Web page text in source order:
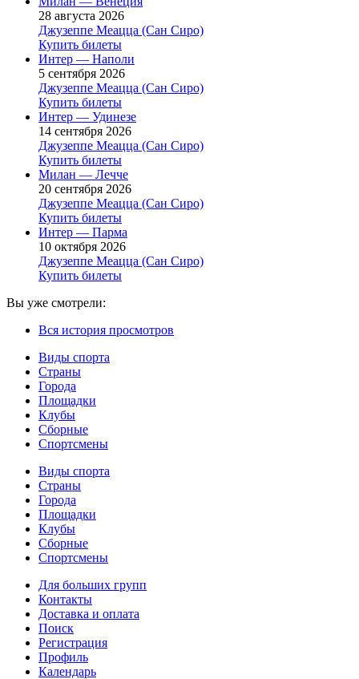
28 августа 2026
Джузеппе Меацца (Сан Сиро)
Купить билеты
Интер — Наполи
5 сентября 2026
Джузеппе Меацца (Сан Сиро)
Купить билеты
Интер — Удинезе
14 сентября 2026
Джузеппе Меацца (Сан Сиро)
Купить билеты
Милан — Лечче
20 сентября 2026
Джузеппе Меацца (Сан Сиро)
Купить билеты
Интер — Парма
10 октября 2026
Джузеппе Меацца (Сан Сиро)
Купить билеты
Вы уже смотрели:
Вся история просмотров
Виды спорта
Страны
Города
Площадки
Клубы
Сборные
Спортсмены
Виды спорта
Страны
Города
Площадки
Клубы
Сборные
Спортсмены
Для больших групп
Контакты
Доставка и оплата
Поиск
Регистрация
Профиль
Календарь